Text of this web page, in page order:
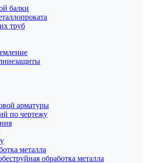
балки
труб
арматуры
по чертежу
металла
обработка металла